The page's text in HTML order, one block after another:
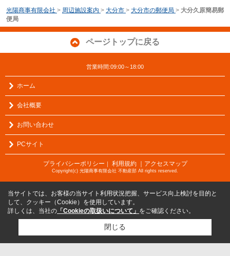
光陽商事有限会社 > 周辺施設案内 > 大分市 > 大分市の郵便局 > 大分久原簡易郵
便局
ページトップに戻る
営業時間:09:00～18:00
ホーム
会社概要
お問い合わせ
PCサイト
プライバシーポリシー ｜ 利用規約 ｜アクセスマップ
Copyright(c) 光陽商事有限会社 不動産部 All rights reserved.
当サイトでは、お客様の当サイト利用状況把握、サービス向上検討を目的と
して、クッキー（Cookie）を使用しています。
詳しくは、当社の 「Cookieの取扱いについて」 をご確認ください。
閉じる